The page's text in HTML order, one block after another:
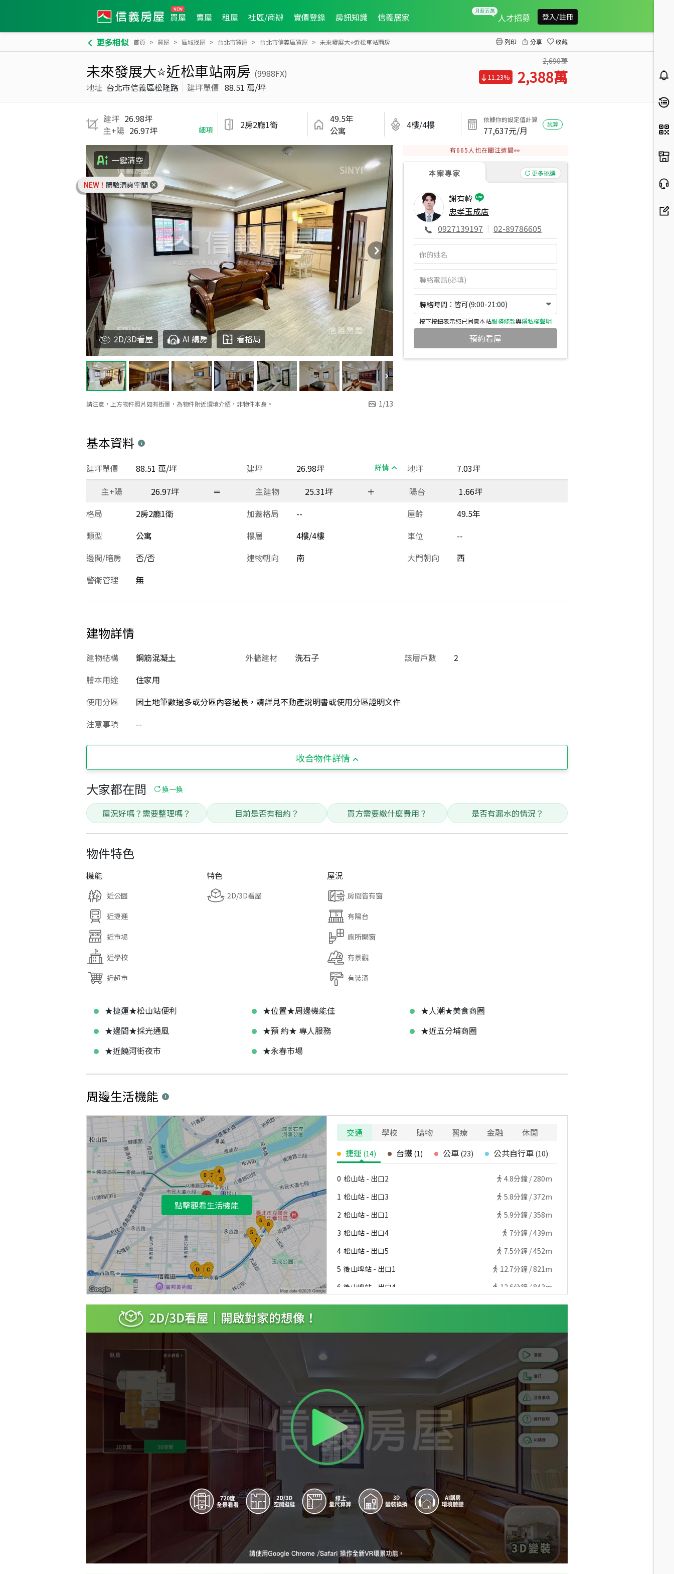
買屋 賣屋 租屋 社區/商辦 實價登錄 房訊知識 信義居家 人才招募 登入/註冊
更多相似 首頁 買屋 區域找屋 台北市買屋 台北市信義區買屋 未來發展大⭐近松車站兩房 列印 分享 收藏
未來發展大⭐近松車站兩房 (9988FX)
地址 台北市信義區松隆路 建坪單價 88.51 萬/坪
2,690萬
11.23% 2,388萬
建坪 26.98坪
主+陽 26.97坪 細項 2房2廳1衛
49.5年
公寓
4樓/4樓 依據你的設定值計算
77,637元/月
試算
一鍵清空
NEW！ 體驗清爽空間
請注意，上方物件照片如有街景，為物件附近環境介紹，非物件本身。 1/13
2D/3D看屋 AI 講房 看格局
有665 人也在關注這間👀
本案專家 更多挑選
謝有幃
忠孝玉成店
0927139197 | 02-89786605
聯絡時間：皆可(9:00-21:00)
按下按鈕表示您已同意本站服務條款與隱私權聲明
預約看屋
基本資料
建坪 26.98坪 詳情
建坪單價 88.51 萬/坪 地坪
7.03坪
主+陽
26.97坪 ＝ 主建物 25.31坪 ＋ 陽台
1.66坪
格局
2房2廳1衛 加蓋格局 -- 屋齡
49.5年
類型
公寓 樓層 4樓/4樓 車位
--
邊間/暗房
否/否 建物朝向 南 大門朝向
西
警衛管理
無
建物詳情
建物結構 鋼筋混凝土 外牆建材 洗石子 該層戶數
2
謄本用途
住家用
使用分區
因土地筆數過多或分區內容過長，請詳見不動產說明書或使用分區證明文件
注意事項
--
收合物件詳情
大家都在問 換一換
屋況好嗎？需要整理嗎？ 目前是否有租約？ 買方需要繳什麼費用？ 是否有漏水的情況？
物件特色
機能
近公園
近捷運
近市場
近學校
近超市
特色
2D/3D看屋
屋況
房間皆有窗
有陽台
廁所開窗
有景觀
有裝潢
★捷運★松山站便利 ★位置★周邊機能佳
★人潮★美食商圈
★邊間★採光通風
★預 約★ 專人服務
★近五分埔商圈
★近饒河街夜市
★永春市場
周邊生活機能
點擊觀看生活機能
交通 學校 購物 醫療 金融 休閒
捷運 (14) 台鐵 (1) 公車 (23) 公共自行車 (10)
0 松山站 - 出口2 4.8分鐘 / 280m
1 松山站 - 出口3 5.8分鐘 / 372m
2 松山站 - 出口1 5.9分鐘 / 358m
3 松山站 - 出口4 7分鐘 /439m
4 松山站 - 出口5 7.5分鐘 /452m
5 後山埤站 - 出口1 12.7分鐘 /821m
6 後山埤站 - 出口4 12.6分鐘 /843m
7 後山埤站 - 出口2 14.9分鐘 /945m
分鐘 /1028m
B 永春站 - 出口3 14分鐘 / 933m
C 永春站 - 出口4 分鐘 / 891m
D 永春站 - 出口2 分鐘 /1017m